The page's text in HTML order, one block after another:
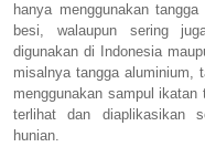
hanya menggunakan
besi, walaupun sering
digunakan di Indonesia
misalnya tangga aluminium,
menggunakan sampul
terlihat dan diaplikasikan
hunian.